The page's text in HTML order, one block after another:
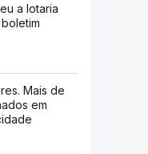
a lotaria
Mais de
em